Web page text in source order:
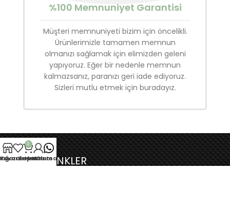
%100 Memnuniyet Garantisi
Müşteri memnuniyeti bizim için öncelikli.
Ürünlerimizle tamamen memnun
olmanızı sağlamak için elimizden geleni
yapıyoruz. Eğer bir nedenle memnun
kalmazsanız, paranızı geri iade ediyoruz.
Sizleri mutlu etmek için buradayız.
YARARLI LİNKLER
Favorilerim
0
Sepet
Hesabım
Whatsapp